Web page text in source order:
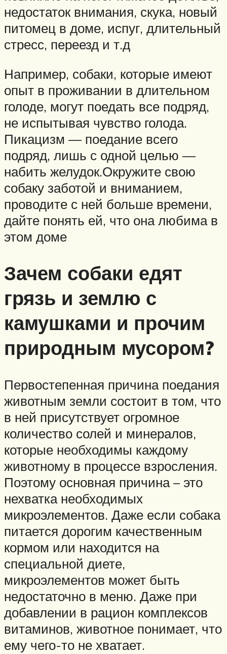
недостаток внимания, скука, новый
питомец в доме, испуг, длительный
стресс, переезд и т.д
Например, собаки, которые имеют
опыт в проживании в длительном
голоде, могут поедать все подряд,
не испытывая чувство голода.
Пикацизм — поедание всего
подряд, лишь с одной целью —
набить желудок.Окружите свою
собаку заботой и вниманием,
проводите с ней больше времени,
дайте понять ей, что она любима в
этом доме
Зачем собаки едят
грязь и землю с
камушками и прочим
природным мусором?
Первостепенная причина поедания
животным земли состоит в том, что
в ней присутствует огромное
количество солей и минералов,
которые необходимы каждому
животному в процессе взросления.
Поэтому основная причина – это
нехватка необходимых
микроэлементов. Даже если собака
питается дорогим качественным
кормом или находится на
специальной диете,
микроэлементов может быть
недостаточно в меню. Даже при
добавлении в рацион комплексов
витаминов, животное понимает, что
ему чего-то не хватает.